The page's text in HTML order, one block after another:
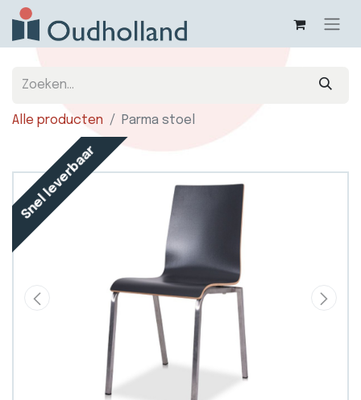
Alle producten Parma stoel
Snel leverbaar